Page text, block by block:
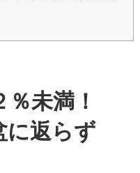
未満！
に返らず